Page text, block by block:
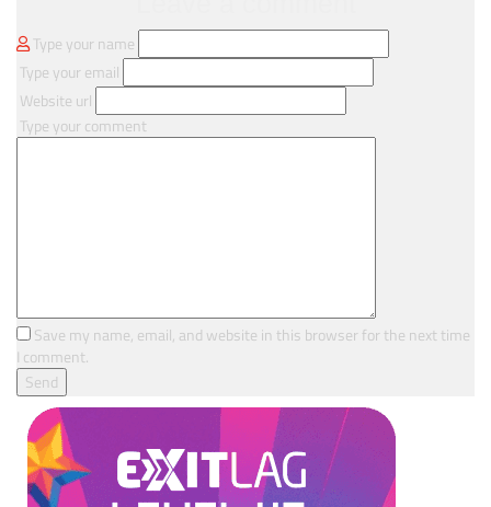
Type your name
Type your email
Website url
Type your comment
Save my name, email, and website in this browser for the next time
I comment.